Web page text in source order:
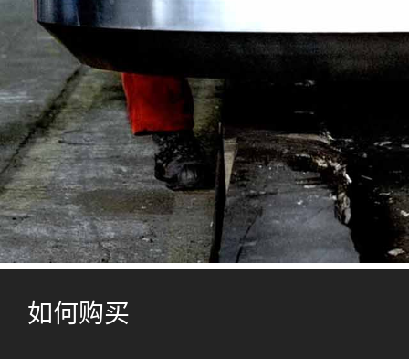
如何购买